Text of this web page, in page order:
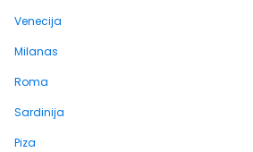
Venecija
Milanas
Roma
Sardinija
Piza